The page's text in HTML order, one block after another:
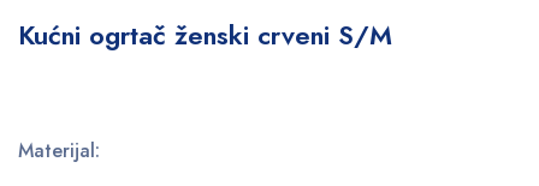
Kućni ogrtač ženski crveni S/M
Materijal: